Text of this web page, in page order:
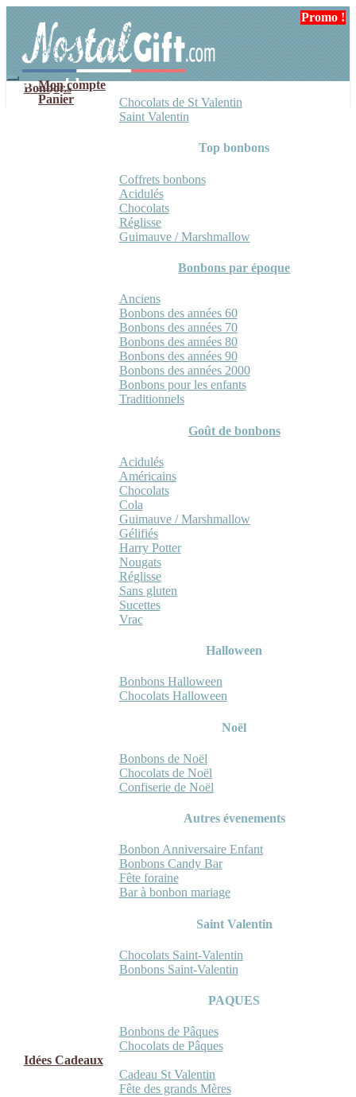
navigation
contenu
Mon compte
Panier
Bonbons
Chocolats de St Valentin
Saint Valentin
Top bonbons
Coffrets bonbons
Acidulés
Chocolats
Réglisse
Guimauve / Marshmallow
Bonbons par époque
Anciens
Bonbons des années 60
Bonbons des années 70
Bonbons des années 80
Bonbons des années 90
Bonbons des années 2000
Bonbons pour les enfants
Traditionnels
Goût de bonbons
Acidulés
Américains
Chocolats
Cola
Guimauve / Marshmallow
Gélifiés
Harry Potter
Nougats
Réglisse
Sans gluten
Sucettes
Vrac
Halloween
Bonbons Halloween
Chocolats Halloween
Noël
Bonbons de Noël
Chocolats de Noël
Confiserie de Noël
Autres évenements
Bonbon Anniversaire Enfant
Bonbons Candy Bar
Fête foraine
Bar à bonbon mariage
Saint Valentin
Chocolats Saint-Valentin
Bonbons Saint-Valentin
PAQUES
Bonbons de Pâques
Chocolats de Pâques
Idées Cadeaux
Cadeau St Valentin
Fête des grands Mères
Promo !